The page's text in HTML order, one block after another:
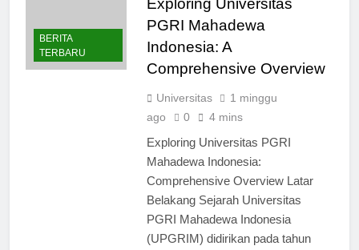
BERITA
TERBARU
PGRI Mahadewa
Indonesia: A
Comprehensive Overview
Universitas
1 minggu
ago
0 4 mins
Exploring Universitas PGRI
Mahadewa Indonesia:
Comprehensive Overview Latar
Belakang Sejarah Universitas
PGRI Mahadewa Indonesia
(UPGRIM) didirikan pada tahun